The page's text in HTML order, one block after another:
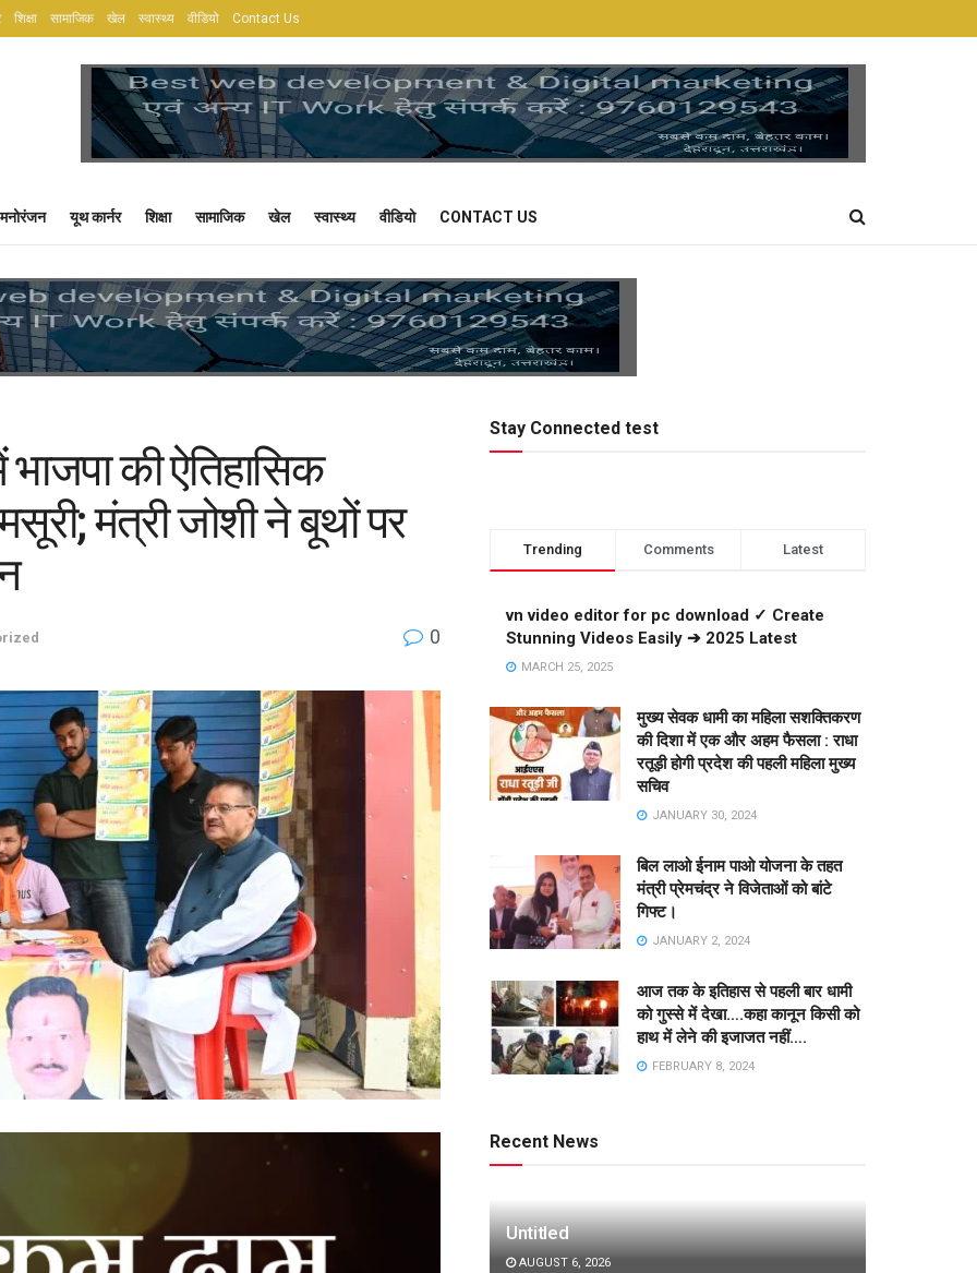
शिक्षा सामाजिक खेल स्वास्थ्य वीडियो Contact Us
मनोरंजन यूथ कार्नर शिक्षा सामाजिक खेल स्वास्थ्य वीडियो CONTACT US
की ऐतिहासिक
मंत्री जोशी ने बूथों पर
0
Stay Connected test
Trending Comments Latest
vn video editor for pc download ✓ Create
Stunning Videos Easily ➔ 2025 Latest
MARCH 25, 2025
मुख्य सेवक धामी का महिला सशक्तिकरण
की दिशा में एक और अहम फैसला : राधा
रतूड़ी होगी प्रदेश की पहली महिला मुख्य
सचिव
JANUARY 30, 2024
बिल लाओ ईनाम पाओ योजना के तहत
मंत्री प्रेमचंद्र ने विजेताओं को बांटे
गिफ्ट।
JANUARY 2, 2024
आज तक के इतिहास से पहली बार धामी
को गुस्से में देखा….कहा कानून किसी को
हाथ में लेने की इजाजत नहीं….
FEBRUARY 8, 2024
Recent News
Untitled
AUGUST 6, 2026